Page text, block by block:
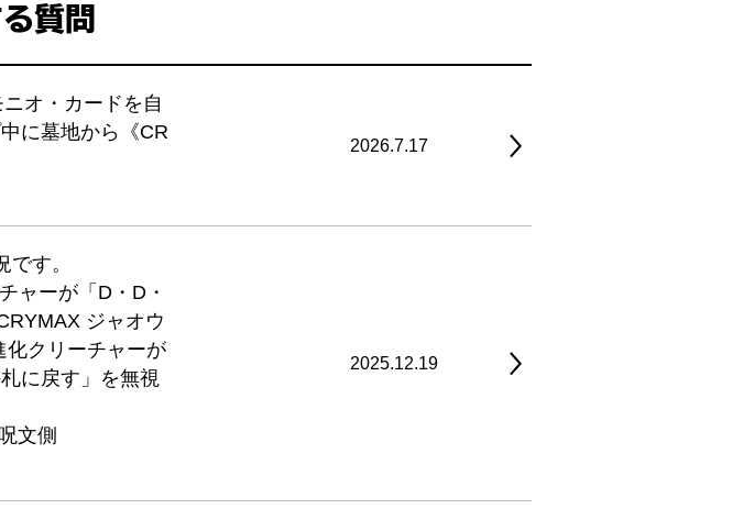
質問
オ・カードを自
に墓地から《CR
2026.7.17
す。
ャーが「D・D・
ジャオウ
化クリーチャーが
に戻す」を無視
文側
2025.12.19